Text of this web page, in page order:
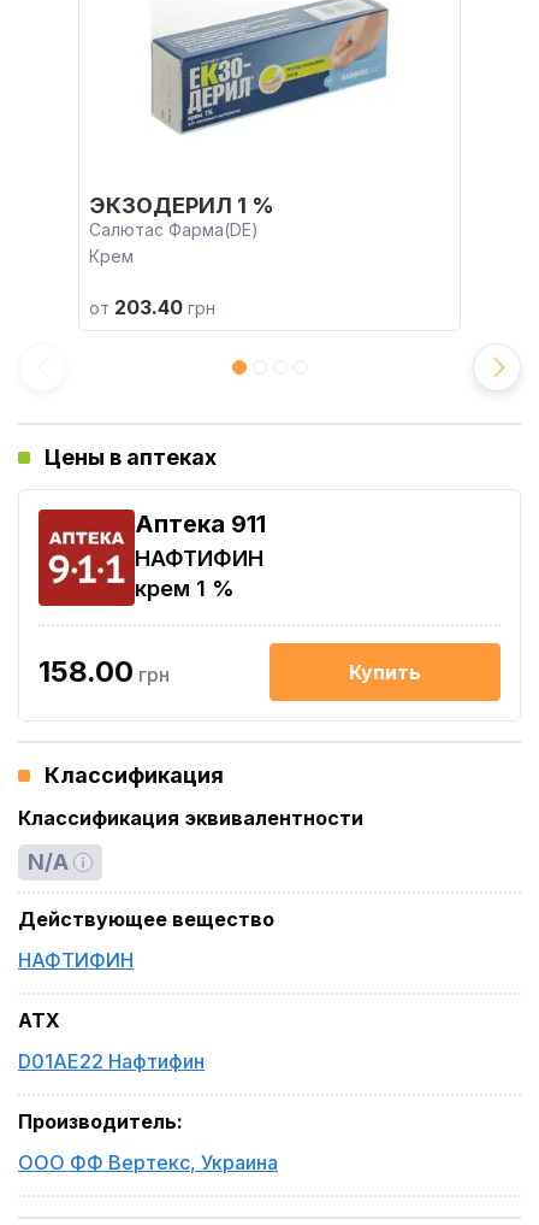
ЭКЗОДЕРИЛ 1 %
Салютас Фарма(DE)
Крем
от 203.40 грн
Цены в аптеках
Aптека 911
НАФТИФИН
крем 1 %
158.00 грн Купить
Классификация
Классификация эквивалентности
N/A
Действующее вещество
НАФТИФИН
ATX
D01AE22 Нафтифин
Производитель:
ООО ФФ Вертекс, Украина